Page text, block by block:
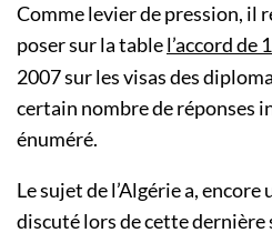
Comme levier de pression, il
poser sur la tablel’accord de
2007 sur les visas des
certain nombre de réponses
énuméré.
Le sujet de l’Algérie a,
discuté lors de cette